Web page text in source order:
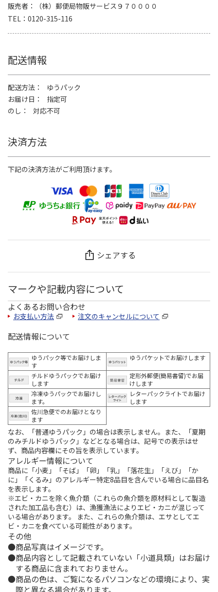
販売者
（株）郵便局物販サービス９７００００
TEL
0120-315-116
配送情報
配送方法
ゆうパック
お届け日
指定可
のし
対応不可
決済方法
下記の決済方法がご利用頂けます。
シェアする
マークや記載内容について
よくあるお問い合わせ
お支払い方法 注文のキャンセルについて
配送情報について
ゆうパック等でお届けしま
す
ゆうパケットでお届けします
チルドゆうパックでお届け
します
定形外郵便(簡易書留)でお届
けします
冷凍ゆうパックでお届けし
ます。
レターパックライトでお届け
します
佐川急便でのお届けとなり
ます
なお、「普通ゆうパック」の場合は表示しません。また、「夏期
のみチルドゆうパック」などとなる場合は、記号での表示はせ
ず、商品内容欄にその旨を表示しています。
アレルギー情報について
商品に「小麦」「そば」「卵」「乳」「落花生」「えび」「か
に」「くるみ」のアレルギー特定8品目を含んでいる場合に品目名
を表示します。
※エビ・カニを除く魚介類（これらの魚介類を原材料として製造
された加工品も含む）は、漁獲漁法によりエビ・カニが混じって
いる場合があります。 また、これらの魚介類は、エサとしてエ
ビ・カニを食べている可能性があります。
その他
商品写真はイメージです。
商品内容として記載されていない「小道具類」はお届け
する商品に含まれておりません。
商品の色は、ご覧になるパソコンなどの環境により、実
際と異なる場合があります。